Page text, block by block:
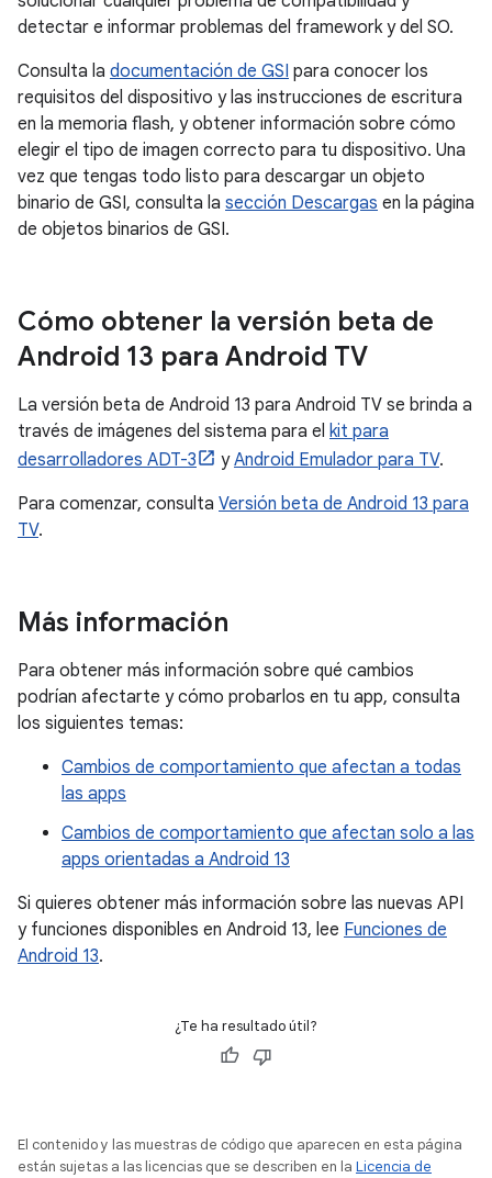
detectar e informar problemas del framework y del SO.
Consulta la documentación de GSI para conocer los
requisitos del dispositivo y las instrucciones de escritura
en la memoria flash, y obtener información sobre cómo
elegir el tipo de imagen correcto para tu dispositivo. Una
vez que tengas todo listo para descargar un objeto
binario de GSI, consulta la sección Descargas en la página
de objetos binarios de GSI.
Cómo obtener la versión beta de
Android 13 para Android TV
La versión beta de Android 13 para Android TV se brinda a
través de imágenes del sistema para el kit para
desarrolladores ADT-3
yAndroid Emulador para TV.
Para comenzar, consulta Versión beta de Android 13 para
TV.
Más información
Para obtener más información sobre qué cambios
podrían afectarte y cómo probarlos en tu app, consulta
los siguientes temas:
Cambios de comportamiento que afectan a todas
las apps
Cambios de comportamiento que afectan solo a las
apps orientadas a Android 13
Si quieres obtener más información sobre las nuevas API
y funciones disponibles en Android 13, lee Funciones de
Android 13.
¿Te ha resultado útil?
El contenido y las muestras de código que aparecen en esta página
están sujetas a las licencias que se describen en la Licencia de